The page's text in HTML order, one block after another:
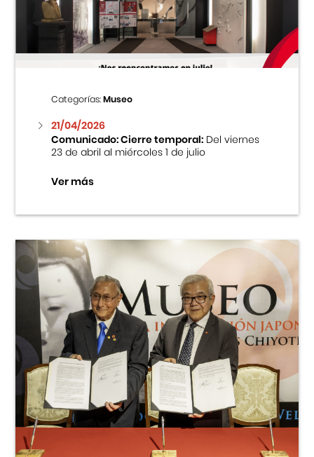
Centro Cultural Peruano Japonés
Museo de la Inmigración Japonesa
Fondo Editorial
Teatro Peruano Japonés
Categorías:Museo
21/04/2026
Comunicado: Cierre temporal:Del viernes
23 de abril al miércoles 1 de julio
Ver más